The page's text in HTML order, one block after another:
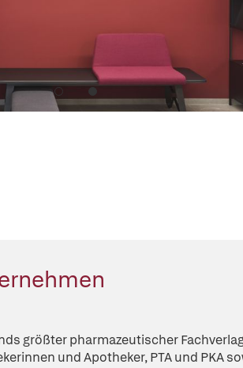
größter pharmazeutischer
und Apotheker, PTA und PKA